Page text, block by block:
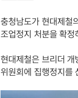
충청남도가 현대제철
조업정지 처분을 확
현대제철은 브리더
위원회에 집행정지를